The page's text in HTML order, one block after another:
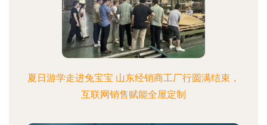
夏日游学走进兔宝宝 山东经销商工厂行圆满结束，
互联网销售赋能全屋定制